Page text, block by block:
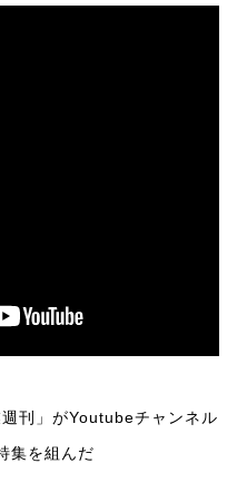
刊」がYoutubeチャンネル
集を組んだ